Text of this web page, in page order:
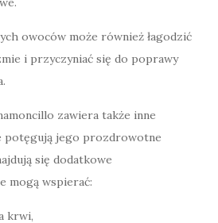
owoców może również łagodzić
i przyczyniać się do poprawy
zawiera także inne
potęgują jego prozdrowotne
się dodatkowe
mogą wspierać:
krwi,